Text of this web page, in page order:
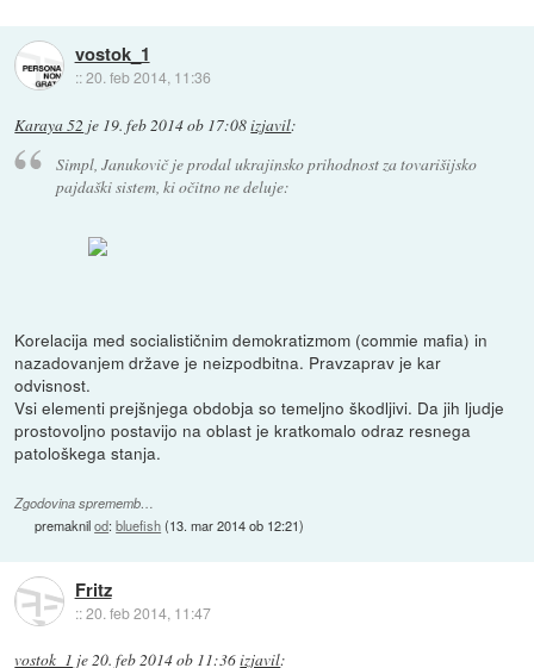
vostok_1
::20. feb 2014, 11:36
Karaya 52 je 19. feb 2014 ob 17:08izjavil:
Simpl, Janukovič je prodal ukrajinsko prihodnost za tovarišijsko
pajdaški sistem, ki očitno ne deluje:
Korelacija med socialističnim demokratizmom (commie mafia) in
nazadovanjem države je neizpodbitna. Pravzaprav je kar
odvisnost.
Vsi elementi prejšnjega obdobja so temeljno škodljivi. Da jih ljudje
prostovoljno postavijo na oblast je kratkomalo odraz resnega
patološkega stanja.
Zgodovina sprememb…
premaknilod:bluefish(13. mar 2014 ob 12:21)
Fritz
::20. feb 2014, 11:47
vostok_1 je20. feb 2014 ob 11:36izjavil: